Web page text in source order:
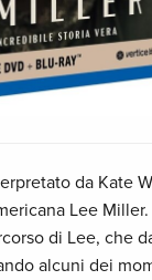
da Kate
Lee
di Lee, che
alcuni dei